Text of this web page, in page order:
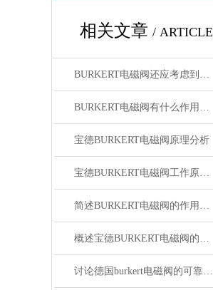
相关文章 / ARTICLE
BURKERT电磁阀还应考虑到排放过程中冲刷对附件基础的影响
BURKERT电磁阀有什么作用和需要注意事项
宝德BURKERT电磁阀原理分析
宝德BURKERT电磁阀工作原理分析
简述BURKERT电磁阀的作用和注意事项
概述宝德BURKERT电磁阀的使用条件和性能特点
讨论德国burkert电磁阀的可靠性以及特点